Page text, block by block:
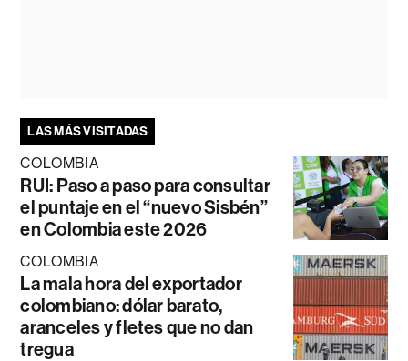
LAS MÁS VISITADAS
COLOMBIA
RUI: Paso a paso para consultar
el puntaje en el “nuevo Sisbén”
en Colombia este 2026
COLOMBIA
La mala hora del exportador
colombiano: dólar barato,
aranceles y fletes que no dan
tregua